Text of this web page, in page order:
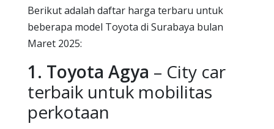
Berikut adalah daftar harga terbaru untuk
beberapa model Toyota di Surabaya bulan
Maret 2025:
1. Toyota Agya – City car
terbaik untuk mobilitas
perkotaan